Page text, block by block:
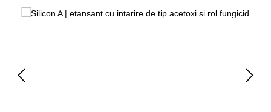
Sari peste galeria de imagini